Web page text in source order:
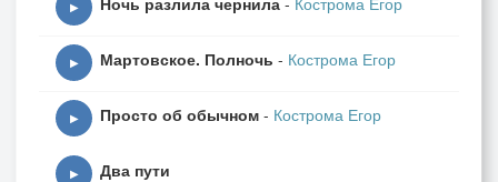
▶
▶ Мартовское. Полночь - Кострома Егор
▶ Просто об обычном - Кострома Егор
▶ Два пути